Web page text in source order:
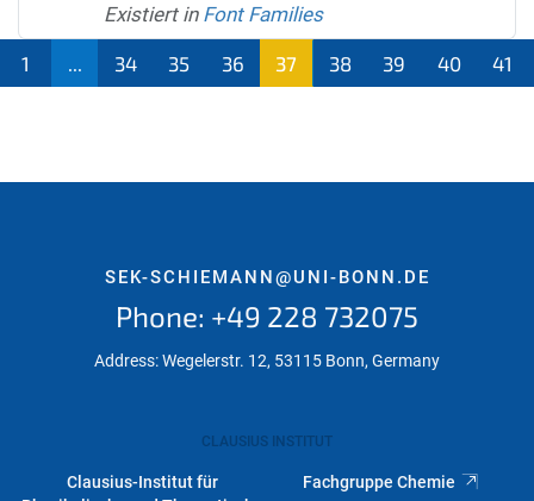
Existiert in Font Families
1 34 35 36
37
38 39 40 41
SEK-SCHIEMANN@UNI-BONN.DE
Phone: +49 228 732075
Address: Wegelerstr. 12, 53115 Bonn, Germany
CLAUSIUS INSTITUT
Clausius-Institut für
Fachgruppe Chemie